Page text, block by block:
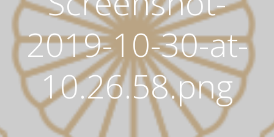
2019-10-30-at-
10.26.58.png